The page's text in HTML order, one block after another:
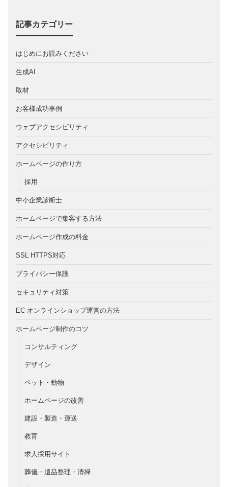
記事カテゴリー
はじめにお読みください
生成AI
取材
お客様成功事例
ウェブアクセシビリティ
アクセシビリティ
ホームページの作り方
採用
中小企業診断士
ホームページで集客する方法
ホームページ作成の料金
SSL HTTPS対応
プライバシー保護
セキュリティ対策
EC オンラインショップ運営の方法
ホームページ制作のコツ
コンサルティング
デザイン
ペット・動物
ホームページの改善
建設・製造・運送
教育
求人採用サイト
葬儀・遺品整理・清掃